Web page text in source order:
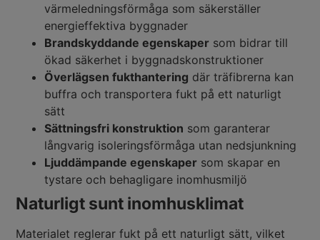
värmeledningsförmåga som säkerställer
energieffektiva byggnader
Brandskyddande egenskaper som bidrar till
ökad säkerhet i byggnadskonstruktioner
Överlägsen fukthantering där träfibrerna kan
buffra och transportera fukt på ett naturligt
sätt
Sättningsfri konstruktion som garanterar
långvarig isoleringsförmåga utan nedsjunkning
Ljuddämpande egenskaper som skapar en
tystare och behagligare inomhusmiljö
Naturligt sunt inomhusklimat
Materialet reglerar fukt på ett naturligt sätt, vilket